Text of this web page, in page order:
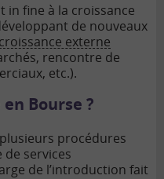
in fine à la croissance
de nouveaux
croissance externe
rencontre de
etc.).
Bourse ?
procédures
services
de l’introduction fait